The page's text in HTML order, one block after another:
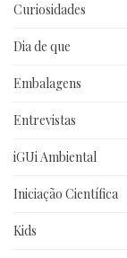
Curiosidades
Dia de que
Embalagens
Entrevistas
iGUi Ambiental
Iniciação Científica
Kids